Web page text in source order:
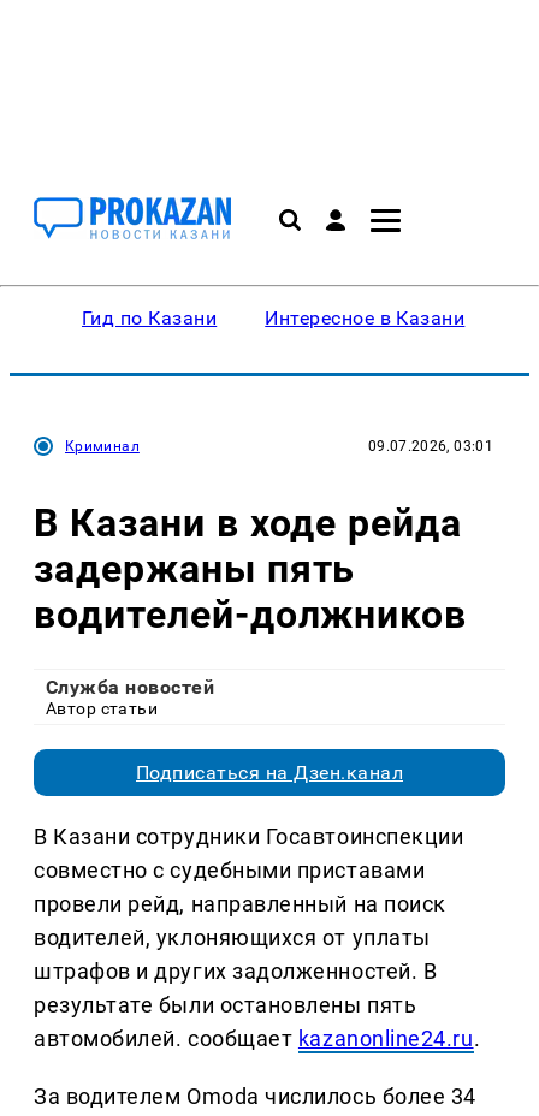
Гид по Казани Интересное в Казани
Криминал 09.07.2026, 03:01
В Казани в ходе рейда
задержаны пять
водителей-должников
Служба новостей
Автор статьи
Подписаться на Дзен.канал
В Казани сотрудники Госавтоинспекции
совместно с судебными приставами
провели рейд, направленный на поиск
водителей, уклоняющихся от уплаты
штрафов и других задолженностей. В
результате были остановлены пять
автомобилей. сообщает kazanonline24.ru.
За водителем Omoda числилось более 34